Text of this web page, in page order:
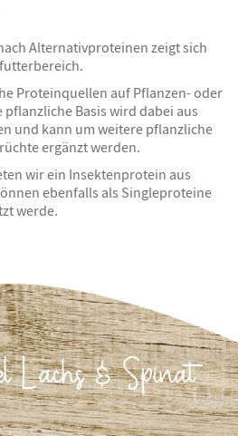
Alternativproteinen zeigt sich
Proteinquellen auf Pflanzen- oder
pflanzliche Basis wird dabei aus
und kann um weitere pflanzliche
ergänzt werden.
wir ein Insektenprotein aus
ebenfalls als Singleproteine
werde.
Lachs & Spinat